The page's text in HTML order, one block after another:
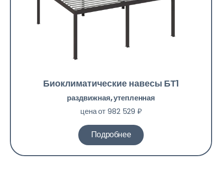
Биоклиматические навесы БТ1
раздвижная, утепленная
цена от 982 529 ₽
Подробнее